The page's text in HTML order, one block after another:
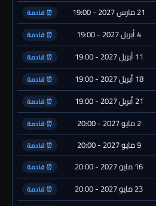
21 مارس 2027 - 19:00 ⏰ قادمة
4 أبريل 2027 - 19:00 ⏰ قادمة
11 أبريل 2027 - 19:00 ⏰ قادمة
18 أبريل 2027 - 19:00 ⏰ قادمة
21 أبريل 2027 - 19:00 ⏰ قادمة
2 مايو 2027 - 20:00 ⏰ قادمة
9 مايو 2027 - 20:00 ⏰ قادمة
16 مايو 2027 - 20:00 ⏰ قادمة
23 مايو 2027 - 20:00 ⏰ قادمة